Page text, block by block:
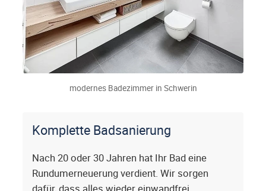
modernes Badezimmer in Schwerin
Komplette Badsanierung
Nach 20 oder 30 Jahren hat Ihr Bad eine
Rundumerneuerung verdient. Wir sorgen